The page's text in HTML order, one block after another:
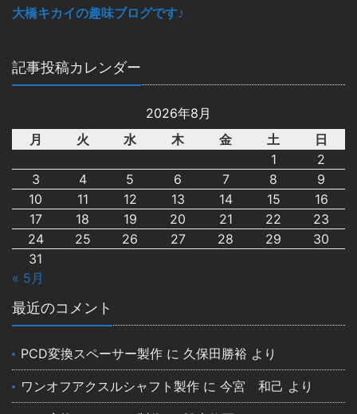
大橋キカイの趣味ブログです♪
記事投稿カレンダー
2026年8月
月
火 水 木 金 土
日
1
2
3
4 5 6 7 8
9
10
11 12 13 14 15
16
17
18 19 20 21 22
23
24
25 26 27 28 29
30
31
« 5月
最近のコメント
PCD変換スペーサー製作 に 久保田勝裕 より
ワンオフアクスルシャフト製作 に今宮 和己 より